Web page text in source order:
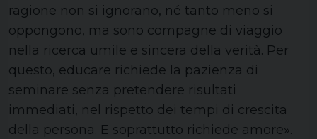
ragione non si ignorano, né tanto meno si
oppongono, ma sono compagne di viaggio
nella ricerca umile e sincera della verità. Per
questo, educare richiede la pazienza di
seminare senza pretendere risultati
immediati, nel rispetto dei tempi di crescita
della persona. E soprattutto richiede amore».